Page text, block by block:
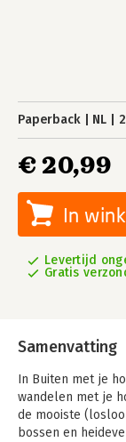
Paperback NL
€ 20,99
In
Levertijd
Gratis
Samenvatting
In Buiten met je
wandelen met je
de mooiste
bossen en